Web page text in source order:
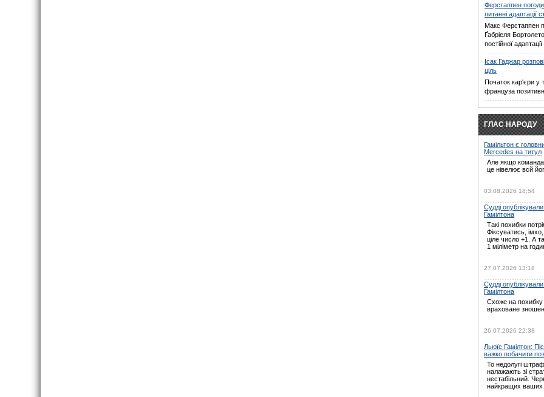
Ферстаппен
питанні адаптації
Макс Ферстаппен
Ґабріеля
постійної
Ісак Гаджар
ціль
Початок кар'єри у
француза
ГЛАС НАРОДУ
Гамільтон є
Mercedes на титул
Але якщо команда
це нівелює всй
03.08.2026 18:54
Судді
Гамілтона
Такі похибки
Фіксуватись,
ціле число +1. А
1 міліметр на
27.07.2026 13:18
Судді
Гамілтона
Схоже на похибку
враховане
26.07.2026 22:38
Льюїс Гамілтон:
важко побачити
То недолугі
налажають зі
нестабільний.
найкращих